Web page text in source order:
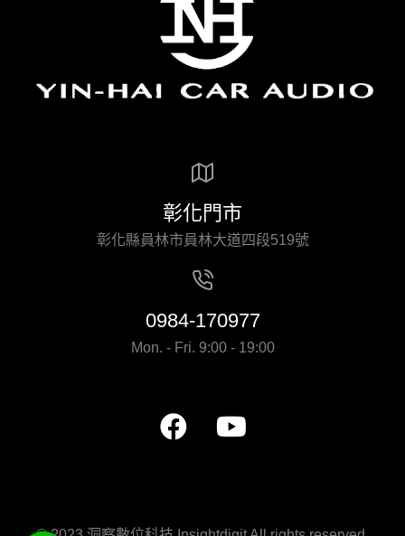
彰化門市
彰化縣員林市員林大道四段519號
0984-170977
Mon. - Fri. 9:00 - 19:00